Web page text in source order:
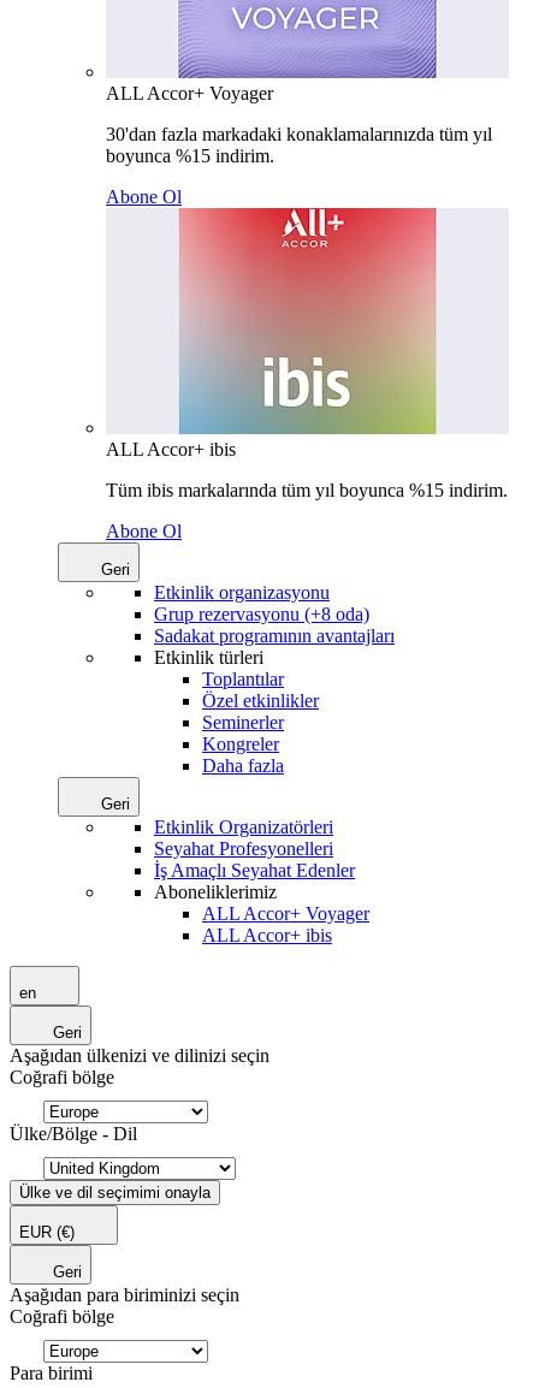
ALL Accor+ Voyager
30'dan fazla markadaki konaklamalarınızda tüm yıl
boyunca %15 indirim.
Abone Ol
ALL Accor+ ibis
Tüm ibis markalarında tüm yıl boyunca %15 indirim.
Abone Ol
Geri
Etkinlik organizasyonu
Grup rezervasyonu (+8 oda)
Sadakat programının avantajları
Etkinlik türleri
Toplantılar
Özel etkinlikler
Seminerler
Kongreler
Daha fazla
Geri
Etkinlik Organizatörleri
Seyahat Profesyonelleri
İş Amaçlı Seyahat Edenler
Aboneliklerimiz
ALL Accor+ Voyager
ALL Accor+ ibis
en
Geri
Aşağıdan ülkenizi ve dilinizi seçin
Coğrafi bölge
Ülke/Bölge - Dil
Ülke ve dil seçimimi onayla
EUR (€)
Geri
Aşağıdan para biriminizi seçin
Coğrafi bölge
Para birimi